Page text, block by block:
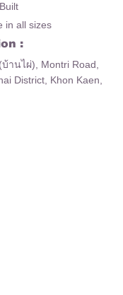
in all sizes
:
านไผ่), Montri Road,
District, Khon Kaen,